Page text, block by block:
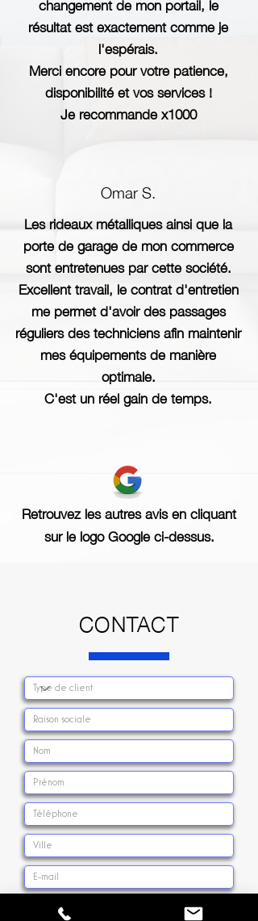
résultat est exactement comme je
l'espérais.
Merci encore pour votre patience,
disponibilité et vos services !
Je recommande x1000
Omar S.
Les rideaux métalliques ainsi que la
porte de garage de mon commerce
sont entretenues par cette société.
Excellent travail, le contrat d'entretien
me permet d'avoir des passages
réguliers des techniciens afin maintenir
mes équipements de manière
optimale.
C'est un réel gain de temps.
Retrouvez les autres avis en cliquant
sur le logo Google ci-dessus.
CONTACT